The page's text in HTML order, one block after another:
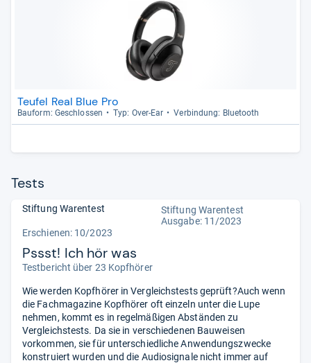
Teufel Real Blue Pro
Bau­form: Geschlos­sen Typ: Over-​Ear Ver­bin­dung: Blue­tooth
Tests
Stiftung Warentest
Stiftung Warentest
Ausgabe: 11/2023
Erschienen: 10/2023
Pssst! Ich hör was
Testbericht über 23 Kopfhörer
Wie werden Kopfhörer in Vergleichstests geprüft?Auch wenn
die Fachmagazine Kopfhörer oft einzeln unter die Lupe
nehmen, kommt es in regelmäßigen Abständen zu
Vergleichstests. Da sie in verschiedenen Bauweisen
vorkommen, sie für unterschiedliche Anwendungszwecke
konstruiert wurden und die Audiosignale nicht immer auf